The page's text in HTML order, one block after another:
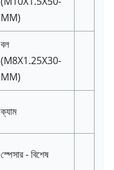
MM)
বল
(M8X1.25X30-
MM)
ক্যাম
স্পেসার - বিশেষ